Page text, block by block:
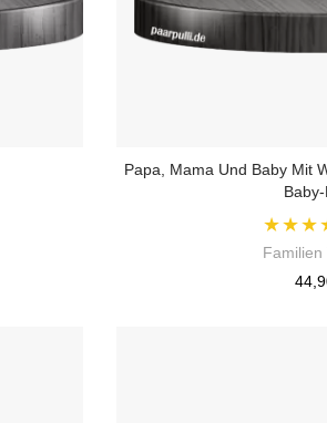
Papa, Mama Und Baby Mit
Familien